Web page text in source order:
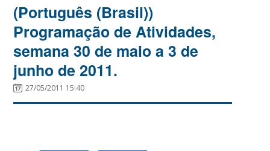
(Português (Brasil))
Programação de Atividades,
semana 30 de maio a 3 de
junho de 2011.
27/05/2011 15:40